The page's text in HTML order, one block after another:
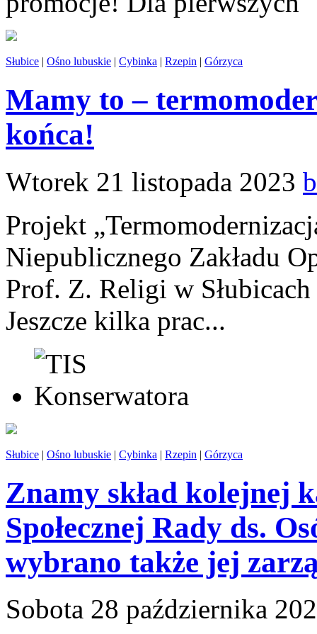
Słubice | Ośno lubuskie | Cybinka | Rzepin | Górzyca
Mamy to –
końca!
Wtorek 21 listopada 2023
Projekt
Niepublicznego Zakładu
Prof. Z. Religi w
Jeszcze kilka prac...
Słubice | Ośno lubuskie | Cybinka | Rzepin | Górzyca
Znamy skład kolejnej
Społecznej Rady ds.
wybrano także jej
Sobota 28 października